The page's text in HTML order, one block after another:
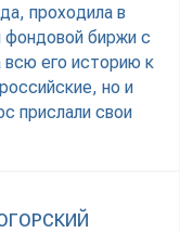
проходила в
фондовой биржи с
его историю к
но и
прислали свои